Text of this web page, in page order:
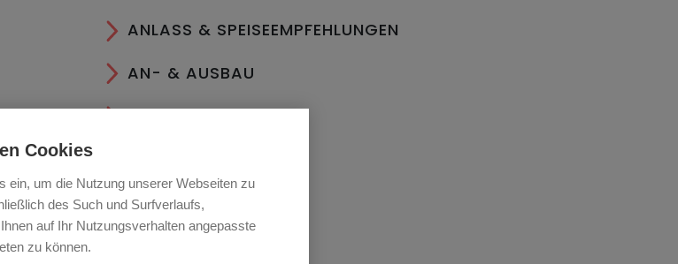
ANLASS & SPEISEEMPFEHLUNGEN
AN- & AUSBAU
LAGER & SERVIEREN
RECHTLICHES
Cookies
ein, um die Nutzung unserer Webseiten zu
des Such und Surfverlaufs,
auf Ihr Nutzungsverhalten angepasste
zu können.